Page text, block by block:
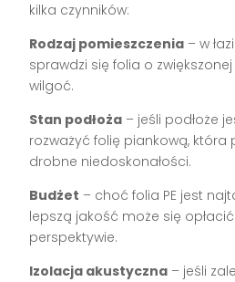
kilka czynników:
Rodzaj pomieszczenia – w
sprawdzi się folia o
wilgoć.
Stan podłoża – jeśli podłoże
rozważyć folię piankową,
drobne niedoskonałości.
Budżet – choć folia PE jest
lepszą jakość może się opłacić
perspektywie.
Izolacja akustyczna – jeśli